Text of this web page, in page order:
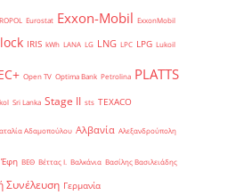
Eurostat Exxon-Mobil ExxonMobil
IRIS kWh LANA LG LNG LPC LPG Lukoil
Open TV Optima Bank Petrolina PLATTS
Sri Lanka Stage II sts TEXACO
Αδαμοπούλου Αλβανία Αλεξανδρούπολη
Έφη ΒΕΘ Βέττας Ι. Βαλκάνια Βασίλης Βασιλειάδης
Συνέλευση Γερμανία